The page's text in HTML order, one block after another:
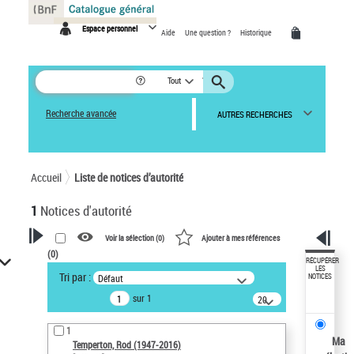
Espace personnel Aide Une question ? Historique
Tout
Recherche avancée AUTRES RECHERCHES
Accueil Liste de notices d’autorité
1 Notices d'autorité
VOTRE RECHERCHE
Recherche avancée dans les
notices d’autorité
Œuvres liées à l'auteur :
Temperton, Rod (1947-2016)
Voir la sélection (0) Ajouter à mes références
(0)
Tri par : Défaut
sur 1
20
résultats/page
1
Temperton, Rod (1947-2016)
RÉCUPÉRER
LES
NOTICES
Ma
Panneau de gestion des cookies